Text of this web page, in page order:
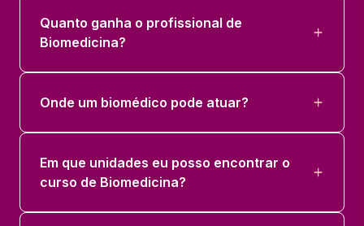
Quanto ganha o profissional de
Biomedicina?
Onde um biomédico pode atuar?
Em que unidades eu posso encontrar o
curso de Biomedicina?